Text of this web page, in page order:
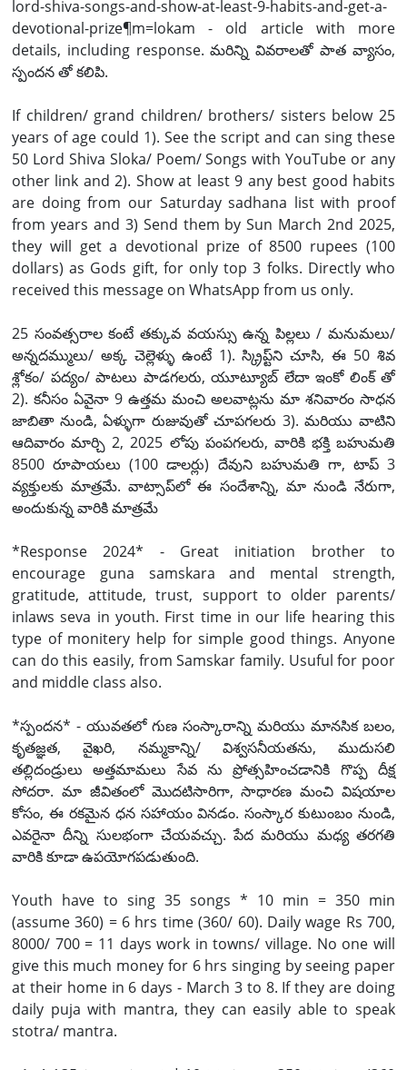
lord-shiva-songs-and-show-at-least-9-habits-and-get-a-
devotional-prize¶m=lokam - old article with more
details, including response. మరిన్ని వివరాలతో పాత వ్యాసం,
స్పందన తో కలిపి.
If children/ grand children/ brothers/ sisters below 25
years of age could 1). See the script and can sing these
50 Lord Shiva Sloka/ Poem/ Songs with YouTube or any
other link and 2). Show at least 9 any best good habits
are doing from our Saturday sadhana list with proof
from years and 3) Send them by Sun March 2nd 2025,
they will get a devotional prize of 8500 rupees (100
dollars) as Gods gift, for only top 3 folks. Directly who
received this message on WhatsApp from us only.
25 సంవత్సరాల కంటే తక్కువ వయస్సు ఉన్న పిల్లలు / మనుమలు/
అన్నదమ్ములు/ అక్క చెల్లెళ్ళు ఉంటే 1). స్క్రిప్ట్‌ని చూసి, ఈ 50 శివ
శ్లోకం/ పద్యం/ పాటలు పాడగలరు, యూట్యూబ్ లేదా ఇంకో లింక్ తో
2). కనీసం ఏవైనా 9 ఉత్తమ మంచి అలవాట్లను మా శనివారం సాధన
జాబితా నుండి, ఏళ్ళుగా రుజువుతో చూపగలరు 3). మరియు వాటిని
ఆదివారం మార్చి 2, 2025 లోపు పంపగలరు, వారికి భక్తి బహుమతి
8500 రూపాయలు (100 డాలర్లు) దేవుని బహుమతి గా, టాప్ 3
వ్యక్తులకు మాత్రమే. వాట్సాప్‌లో ఈ సందేశాన్ని, మా నుండి నేరుగా,
అందుకున్న వారికి మాత్రమే
*Response 2024* - Great initiation brother to
encourage guna samskara and mental strength,
gratitude, attitude, trust, support to older parents/
inlaws seva in youth. First time in our life hearing this
type of monitery help for simple good things. Anyone
can do this easily, from Samskar family. Usuful for poor
and middle class also.
*స్పందన* - యువతలో గుణ సంస్కారాన్ని మరియు మానసిక బలం,
కృతజ్ఞత, వైఖరి, నమ్మకాన్ని/ విశ్వసనీయతను, ముదుసలి
తల్లిదండ్రులు అత్తమామలు సేవ ను ప్రోత్సహించడానికి గొప్ప దీక్ష
సోదరా. మా జీవితంలో మొదటిసారిగా, సాధారణ మంచి విషయాల
కోసం, ఈ రకమైన ధన సహాయం వినడం. సంస్కార కుటుంబం నుండి,
ఎవరైనా దీన్ని సులభంగా చేయవచ్చు. పేద మరియు మధ్య తరగతి
వారికి కూడా ఉపయోగపడుతుంది.
Youth have to sing 35 songs * 10 min = 350 min
(assume 360) = 6 hrs time (360/ 60). Daily wage Rs 700,
8000/ 700 = 11 days work in towns/ village. No one will
give this much money for 6 hrs singing by seeing paper
at their home in 6 days - March 3 to 8. If they are doing
daily puja with mantra, they can easily able to speak
stotra/ mantra.